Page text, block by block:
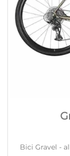
Bici Gravel -